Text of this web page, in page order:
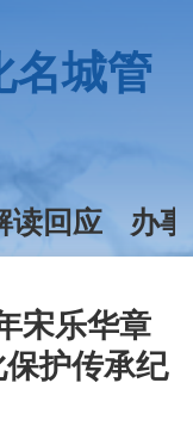
名城管
读回应 办
宋乐华章
护传承纪